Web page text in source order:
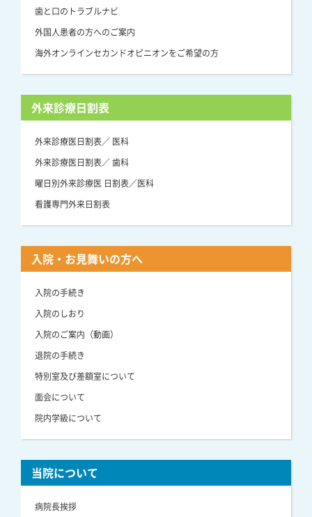
歯と口のトラブルナビ
外国人患者の方へのご案内
海外オンラインセカンドオピニオンをご希望の方
外来診療日割表
外来診療医日割表／ 医科
外来診療医日割表／ 歯科
曜日別外来診療医 日割表／医科
看護専門外来日割表
入院・お見舞いの方へ
入院の手続き
入院のしおり
入院のご案内（動画）
退院の手続き
特別室及び差額室について
面会について
院内学級について
当院について
病院長挨拶